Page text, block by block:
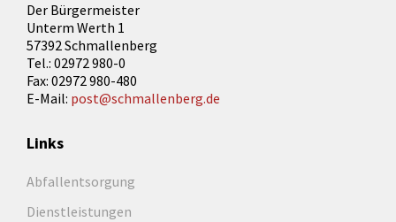
Der Bürgermeister
Unterm Werth 1
57392 Schmallenberg
Tel.: 02972 980-0
Fax: 02972 980-480
E-Mail: post@schmallenberg.de
Links
Abfallentsorgung
Dienstleistungen